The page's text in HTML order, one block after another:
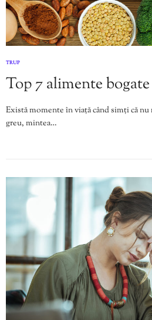
TRUP
Top 7 alimente
Există momente în viață când simți că
greu, mintea…